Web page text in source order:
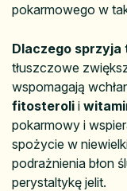
pokarmowego w
Dlaczego sprzyja
tłuszczowe
wspomagają
fitosteroli i
pokarmowy i
spożycie w
podrażnienia błon
perystaltykę jelit.